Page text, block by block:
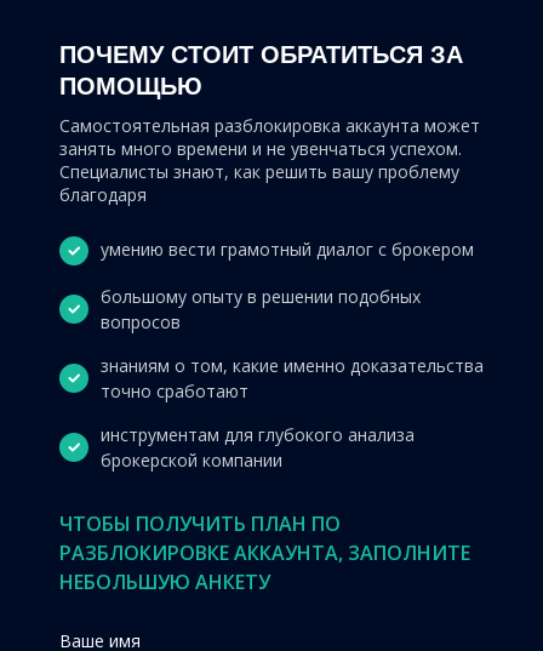
ПОЧЕМУ СТОИТ ОБРАТИТЬСЯ ЗА
ПОМОЩЬЮ
Самостоятельная разблокировка аккаунта может
занять много времени и не увенчаться успехом.
Специалисты знают, как решить вашу проблему
благодаря
умению вести грамотный диалог с брокером
большому опыту в решении подобных
вопросов
знаниям о том, какие именно доказательства
точно сработают
инструментам для глубокого анализа
брокерской компании
ЧТОБЫ ПОЛУЧИТЬ ПЛАН ПО
РАЗБЛОКИРОВКЕ АККАУНТА, ЗАПОЛНИТЕ
НЕБОЛЬШУЮ АНКЕТУ
Ваше имя